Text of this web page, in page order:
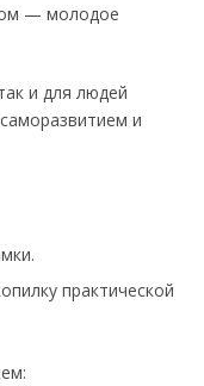
— молодое
и для людей
и
практической